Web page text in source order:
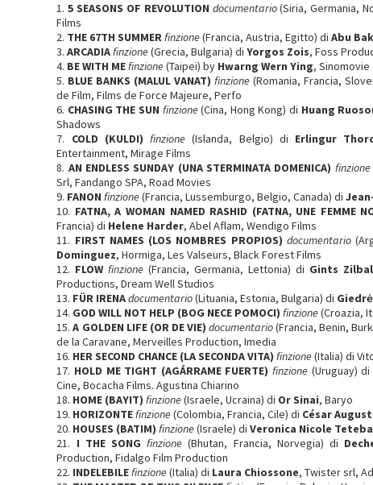
1.5 SEASONS OF REVOLUTION documentario(Siria, Germania,
Films
2. THE 67TH SUMMERfinzione(Francia, Austria, Egitto) diAbu
3.ARCADIAfinzione(Grecia, Bulgaria) diYorgos Zois, Foss
4. BE WITH MEfinzione(Taipei) by Hwarng Wern Ying, Sinomovie
5. BLUE BANKS (MALUL VANAT) finzione(Romania, Francia,
de Film, Films de Force Majeure, Perfo
6. CHASING THE SUN finzione(Cina, Hong Kong) di Huang
Shadows
7. COLD (KULDI) finzione (Islanda, Belgio) di Erlingur
Entertainment, Mirage Films
8. AN ENDLESS SUNDAY (UNA STERMINATA DOMENICA) finzione
Srl, Fandango SPA, Road Movies
9. FANON finzione(Francia, Lussemburgo, Belgio, Canada) di
10. FATNA, A WOMAN NAMED RASHID (FATNA, UNE FEMME
Francia) di Helene Harder, Abel Aflam, Wendigo Films
11. FIRST NAMES (LOS NOMBRES PROPIOS) documentario
Dominguez, Hormiga, Les Valseurs, Black Forest Films
12. FLOW finzione (Francia, Germania, Lettonia) di Gints
Productions, Dream Well Studios
13. FÜR IRENAdocumentario(Lituania, Estonia, Bulgaria) di
14. GOD WILL NOT HELP (BOG NECE POMOCI) finzione(Croazia,
15.A GOLDEN LIFE (OR DE VIE) documentario(Francia, Benin,
de la Caravane, Merveilles Production, Imedia
16. HER SECOND CHANCE (LA SECONDA VITA) finzione(Italia) di
17. HOLD ME TIGHT (AGÁRRAME FUERTE) finzione (Uruguay) di
Cine, Bocacha Films. Agustina Chiarino
18. HOME (BAYIT) finzione(Israele, Ucraina) di Or Sinai, Baryo
19. HORIZONTEfinzione(Colombia, Francia, Cile) di César
20. HOUSES (BATIM) finzione(Israele) diVeronica Nicole
21. I THE SONG finzione (Bhutan, Francia, Norvegia) di
Production, Fidalgo Film Production
22. INDELEBILEfinzione(Italia) di Laura Chiossone, Twister srl,